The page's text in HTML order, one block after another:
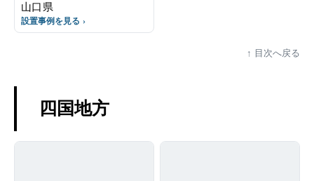
山口県
設置事例を見る
目次へ戻る
四国地方